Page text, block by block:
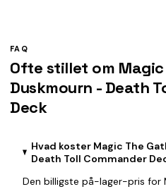
FAQ
Ofte stillet om
Duskmourn - Death
Deck
Hvad koster Magic The
Death Toll Commander
Den billigste på-lager-pris for